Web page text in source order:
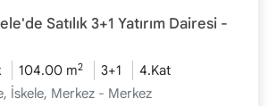
Satılık 3+1 Yatırım Dairesi -
104.00 m2 3+1
4.Kat
İskele, Merkez - Merkez